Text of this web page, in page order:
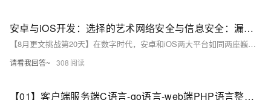
安卓与iOS开发：选择的艺术网络安全与信息安全：漏洞、加密与意识的交织
【8月更文挑战第20天】在数字时代，安卓和iOS两大平台如同两座巍峨的山峰，分别占据着移动互联网的半壁江山。它们各自拥有独特的魅力和优势，吸引着无数开发者投身其中。本文将探讨这两个平台的特点、优势以及它们在移动应用开发中的地位，帮助读者更好地理解这两个平台的差异，并为那些正在面临选择的开发者提供一些启示。
请看我回答~ 308
【01】客户端服务端C语言-go语言-web端PHP语言整合内容发布-优雅草网络设备监控系统-硬件设备实时监控系统运营版发布-本产品基于企业级开源项目Zabbix深度二开-分步骤实现预计10篇合集-自营版